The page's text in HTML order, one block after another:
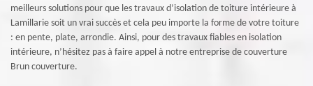
meilleurs solutions pour que les travaux d’isolation de toiture intérieure à
Lamillarie soit un vrai succès et cela peu importe la forme de votre toiture
: en pente, plate, arrondie. Ainsi, pour des travaux fiables en isolation
intérieure, n’hésitez pas à faire appel à notre entreprise de couverture
Brun couverture.